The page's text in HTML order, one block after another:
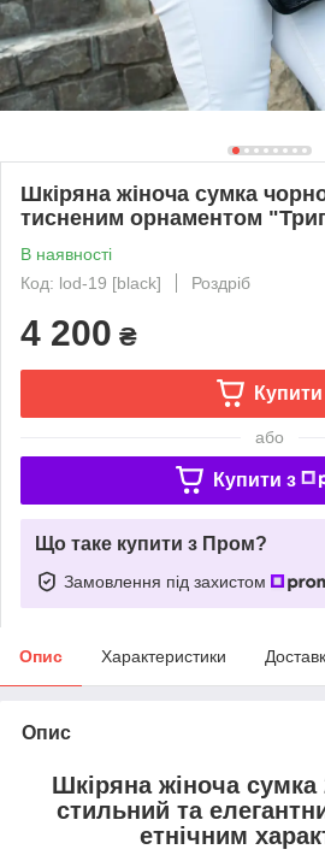
Шкіряна жіноча сумка
тисненим орнаментом
В наявності
Код: lod-19 [black]
Роздріб
4 200 ₴
Купити
або
Купити з
Що таке купити з Пром?
Замовлення під захистом
Опис Характеристики
Опис
Шкіряна жіноча сумка
стильний та
етнічним